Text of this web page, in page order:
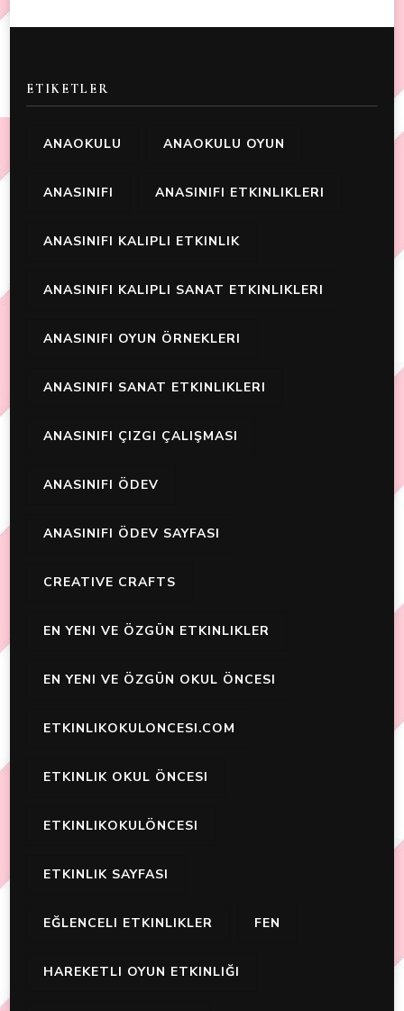
ETIKETLER
ANAOKULU ANAOKULU OYUN
ANASINIFI ANASINIFI ETKINLIKLERI
ANASINIFI KALIPLI ETKINLIK
ANASINIFI KALIPLI SANAT ETKINLIKLERI
ANASINIFI OYUN ÖRNEKLERI
ANASINIFI SANAT ETKINLIKLERI
ANASINIFI ÇIZGI ÇALIŞMASI
ANASINIFI ÖDEV
ANASINIFI ÖDEV SAYFASI
CREATIVE CRAFTS
EN YENI VE ÖZGÜN ETKINLIKLER
EN YENI VE ÖZGÜN OKUL ÖNCESI
ETKINLIKOKULONCESI.COM
ETKINLIK OKUL ÖNCESI
ETKINLIKOKULÖNCESI
ETKINLIK SAYFASI
EĞLENCELI ETKINLIKLER FEN
HAREKETLI OYUN ETKINLIĞI